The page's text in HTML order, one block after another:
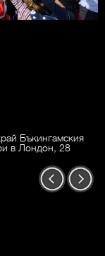
Бъкингамския
в Лондон, 28